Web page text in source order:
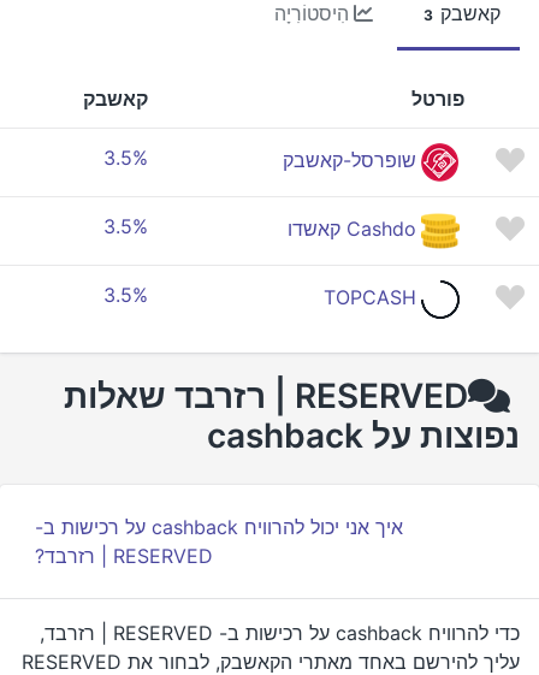
קאשבק 3 הִיסטוֹרִיָה
פורטל קאשבק
שופרסל-קאשבק 3.5%
Cashdo קאשדו 3.5%
TOPCASH
3.5%
RESERVED | רזרבד שאלות
נפוצות על cashback
איך אני יכול להרוויח cashback על רכישות ב-
RESERVED | רזרבד?
כדי להרוויח cashback על רכישות ב- RESERVED | רזרבד,
עליך להירשם באחד מאתרי הקאשבק, לבחור את RESERVED